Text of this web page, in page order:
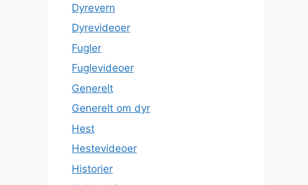
Dyrevern
Dyrevideoer
Fugler
Fuglevideoer
Generelt
Generelt om dyr
Hest
Hestevideoer
Historier